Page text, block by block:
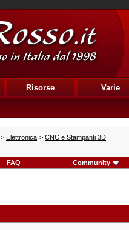
Risorse Varie
> Elettronica > CNC e Stampanti 3D
FAQ Community